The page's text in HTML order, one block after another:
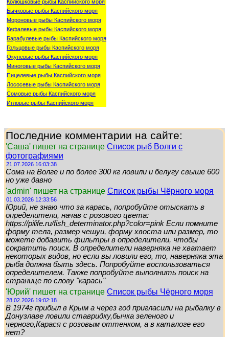
Колюшковые рыбы Каспийского моря
Бычковые рыбы Каспийского моря
Мороновые рыбы Каспийского моря
Кефалевые рыбы Каспийского моря
Барабулевые рыбы Каспийского моря
Гольцовые рыбы Каспийского моря
Окуневые рыбы Каспийского моря
Миноговые рыбы Каспийского моря
Пицелевые рыбы Каспийского моря
Лососевые рыбы Каспийского моря
Сомовые рыбы Каспийского моря
Игловые рыбы Каспийского моря
Последние комментарии на сайте:
'Саша' пишет на странице Список рыб Волги с
фотографиями
21.07.2026 16:03:38
Сома на Волге и по более 300 кг ловили и белугу свыше 600
но уже давно
'admin' пишет на странице Список рыбы Чёрного моря
01.03.2026 12:33:56
Юрий, не знаю что за карась, попробуйте отыскать в
определители, начав с розового цвета:
https://pilife.ru/fish_determinator.php?color=pink Если помните
форму тела, размер чешуи, форму хвоста или размер, то
можете добавить фильтры в определители, чтобы
сократить поиск. В определители наверняка не хватает
некоторых видов, но если вы ловили его, то, наверняка эта
рыба должна быть здесь. Попробуйте воспользоваться
определителем. Также попробуйте выполнить поиск на
странице по слову "карась"
'Юрий' пишет на странице Список рыбы Чёрного моря
28.02.2026 19:02:18
В 1974г прибыл в Крым а через год пригласили на рыбалку в
Донузлаве ловили ставридку,бычка зеленого и
черного,Карася с розовым оттенком, а в каталоге его
нет?